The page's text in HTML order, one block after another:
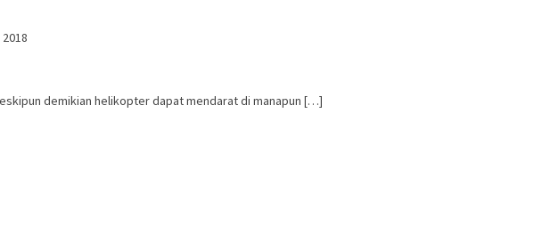
demikian helikopter dapat mendarat di manapun […]